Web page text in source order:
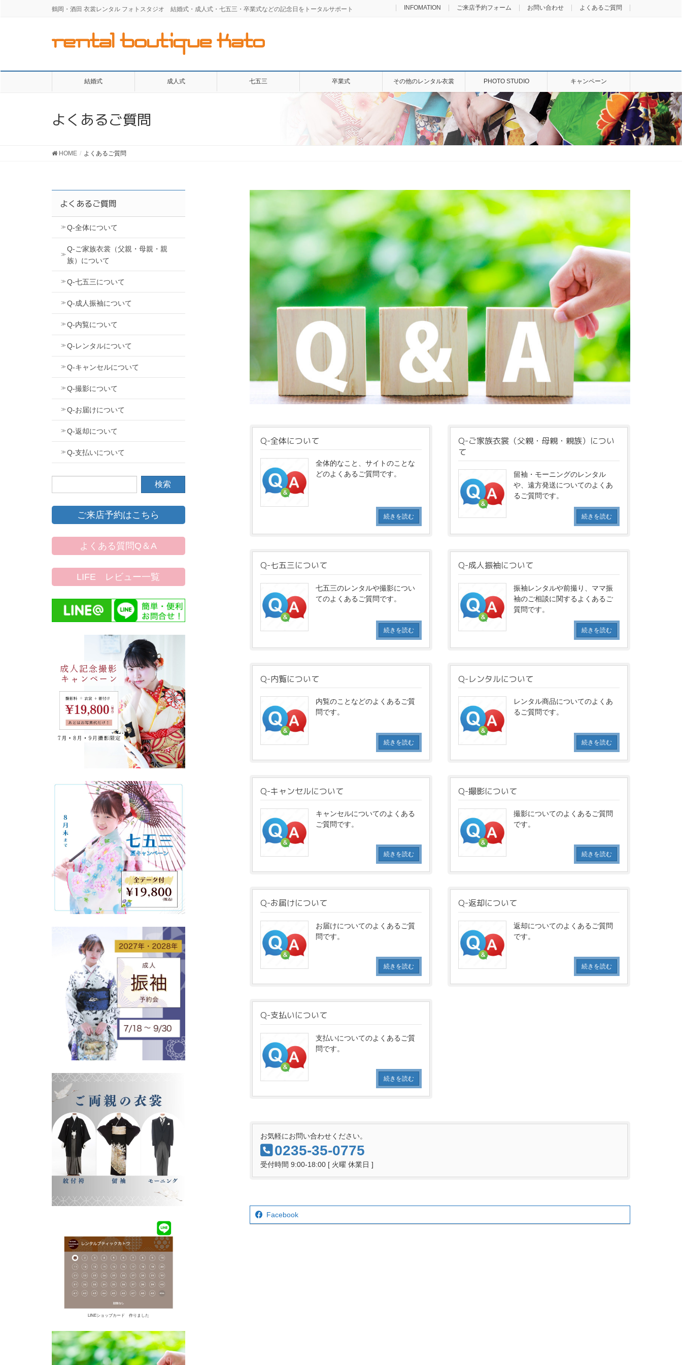
鶴岡・酒田 衣裳レンタル フォトスタジオ 結婚式・成人式・七五三・卒業式などの記念日をトータルサポート INFOMATION ご来店予約フォーム お問い合わせ よくあるご質問
結婚式 成人式 七五三 卒業式 その他のレンタル衣裳 PHOTO STUDIO キャンペーン
よくあるご質問
HOME よくあるご質問
Q-全体について
全体的なこと、サイトのことな
どのよくあるご質問です。
続きを読む
Q-ご家族衣裳（父親・母親・親族）につい
て
留袖・モーニングのレンタル
や、遠方発送についてのよくあ
るご質問です。
続きを読む
Q-七五三について
七五三のレンタルや撮影につい
てのよくあるご質問です。
続きを読む
Q-成人振袖について
振袖レンタルや前撮り、ママ振
袖のご相談に関するよくあるご
質問です。
続きを読む
Q-内覧について
内覧のことなどのよくあるご質
問です。
続きを読む
Q-レンタルについて
レンタル商品についてのよくあ
るご質問です。
続きを読む
Q-キャンセルについて
キャンセルについてのよくある
ご質問です。
続きを読む
Q-撮影について
撮影についてのよくあるご質問
です。
続きを読む
Q-お届けについて
お届けについてのよくあるご質
問です。
続きを読む
Q-返却について
返却についてのよくあるご質問
です。
続きを読む
Q-支払いについて
支払いについてのよくあるご質
問です。
続きを読む
お気軽にお問い合わせください。
0235-35-0775
受付時間 9:00-18:00 [ 火曜 休業日 ]
Facebook
よくあるご質問
Q-全体について
Q-ご家族衣裳（父親・母親・親
族）について
Q-七五三について
Q-成人振袖について
Q-内覧について
Q-レンタルについて
Q-キャンセルについて
Q-撮影について
Q-お届けについて
Q-返却について
Q-支払いについて
ご来店予約はこちら
よくある質問Q＆A
LIFE レビュー一覧
LINEショップカード 作りました